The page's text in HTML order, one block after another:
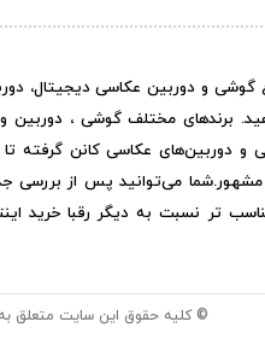
گوشی و دوربین عکاسی دیجیتال،
برندهای مختلف گوشی ، دوربین
و دوربین‌های عکاسی کانن گرفته
مشهور.شما می‌توانید پس از بررسی
تر نسبت به دیگر رقبا خرید
© کلیه حقوق این سایت متعلق به